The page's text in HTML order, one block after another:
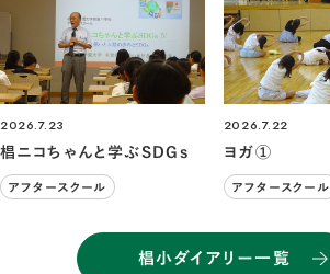
2026.7.23
椙ニコちゃんと学ぶSDGs
アフタースクール
2026.7.22
ヨガ①
アフタースクール
椙小ダイアリー一覧